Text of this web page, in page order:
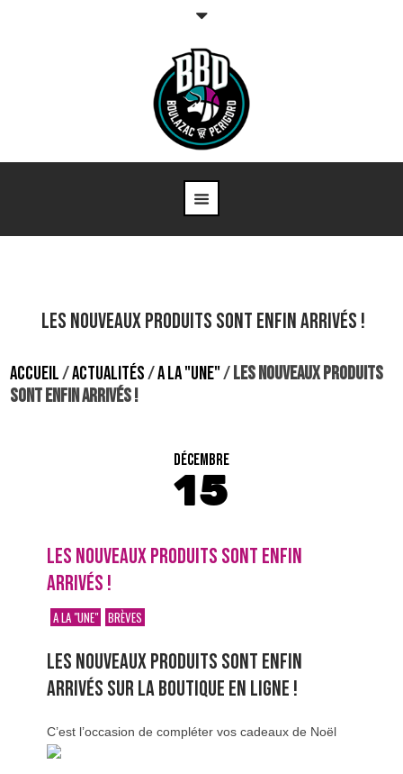
Les nouveaux produits sont enfin arrivés !
ACCUEIL/ACTUALITÉS/A LA "UNE"/LES NOUVEAUX PRODUITS
SONT ENFIN ARRIVÉS !
DÉCEMBRE
15
LES NOUVEAUX PRODUITS SONT ENFIN
ARRIVÉS !
A LA "UNE" BRÈVES
LES NOUVEAUX PRODUITS SONT ENFIN
ARRIVÉS SUR LA BOUTIQUE EN LIGNE !
C’est l’occasion de compléter vos cadeaux de Noël